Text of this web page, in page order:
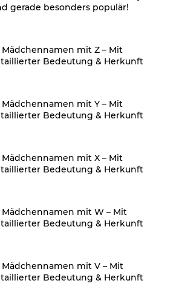
gerade besonders populär!
Mädchennamen mit Z – Mit
Bedeutung & Herkunft
Mädchennamen mit Y – Mit
Bedeutung & Herkunft
Mädchennamen mit X – Mit
Bedeutung & Herkunft
Mädchennamen mit W – Mit
Bedeutung & Herkunft
Mädchennamen mit V – Mit
Bedeutung & Herkunft